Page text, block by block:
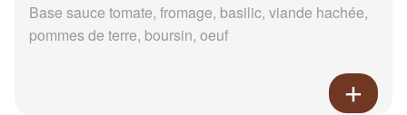
Base sauce tomate, fromage, basilic, viande hachée,
pommes de terre, boursin, oeuf